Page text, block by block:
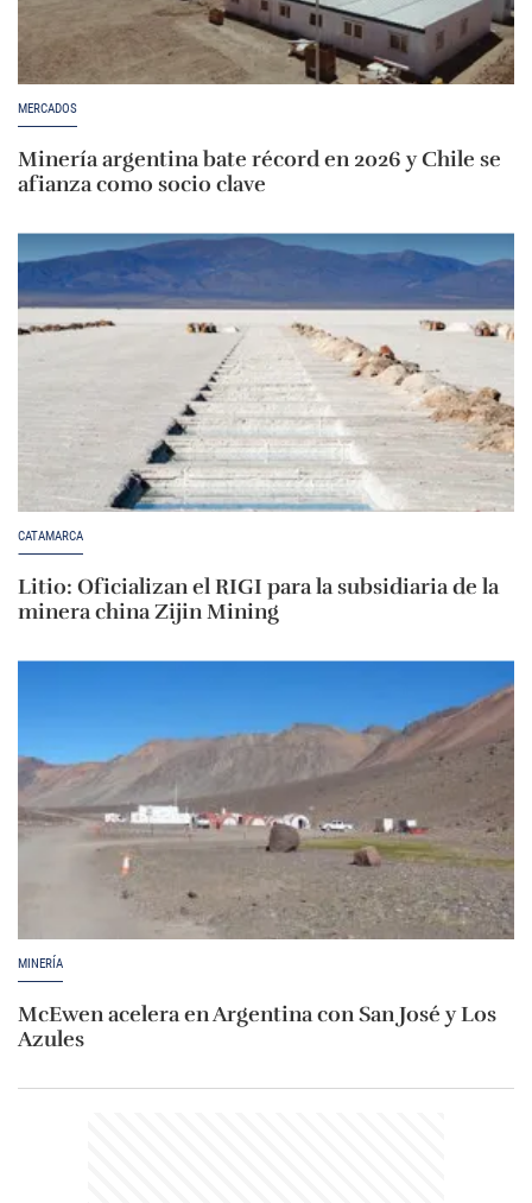
MERCADOS
Minería argentina bate récord en 2026 y Chile se
afianza como socio clave
CATAMARCA
Litio: Oficializan el RIGI para la subsidiaria de la
minera china Zijin Mining
MINERÍA
McEwen acelera en Argentina con San José y Los
Azules